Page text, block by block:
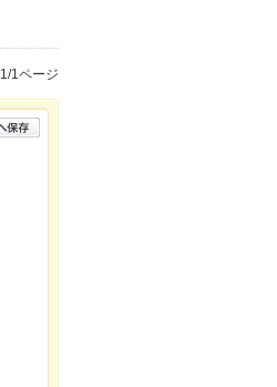
1/1ページ